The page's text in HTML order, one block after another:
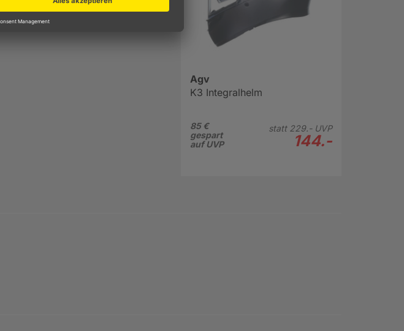
Agv
K3 Integralhelm
85 €
gespart
auf UVP
statt 229.-UVP
144.-